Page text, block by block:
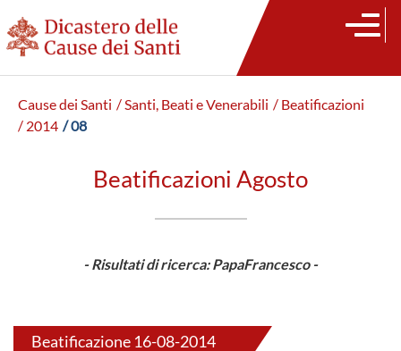
Cause dei Santi / Santi, Beati e Venerabili / Beatificazioni
/ 2014 / 08
Beatificazioni Agosto
- Risultati di ricerca: PapaFrancesco -
Beatificazione 16-08-2014